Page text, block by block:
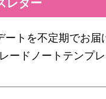
ートを不定期でお届
ードノートテンプ